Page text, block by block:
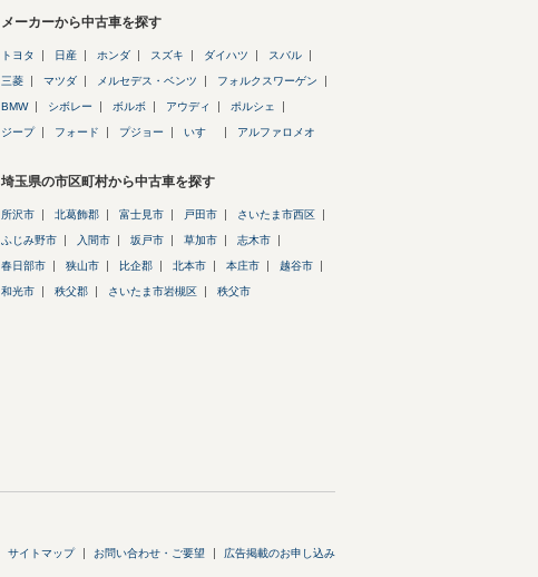
メーカーから中古車を探す
トヨタ 日産 ホンダ スズキ ダイハツ スバル
三菱 マツダ メルセデス・ベンツ フォルクスワーゲン
BMW シボレー ボルボ アウディ ポルシェ
ジープ フォード プジョー いすゞ アルファロメオ
埼玉県の市区町村から中古車を探す
所沢市 北葛飾郡 富士見市 戸田市 さいたま市西区
ふじみ野市 入間市 坂戸市 草加市 志木市
春日部市 狭山市 比企郡 北本市 本庄市 越谷市
和光市 秩父郡 さいたま市岩槻区 秩父市
サイトマップ お問い合わせ・ご要望 広告掲載のお申し込み